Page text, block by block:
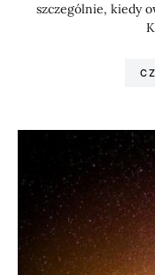
szczególnie, kiedy